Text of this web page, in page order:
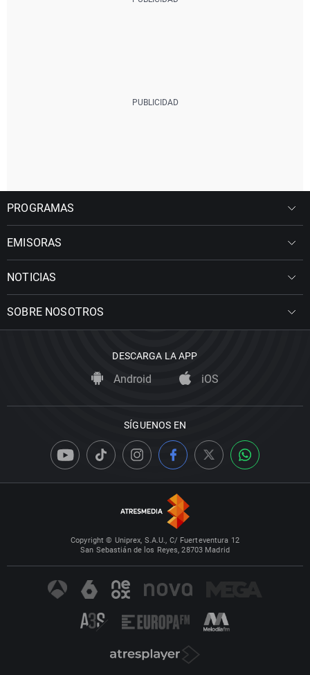
PROGRAMAS
EMISORAS
NOTICIAS
SOBRE NOSOTROS
DESCARGA LA APP
Android iOS
SÍGUENOS EN
Copyright © Uniprex, S.A.U., C/ Fuerteventura 12
San Sebastián de los Reyes, 28703 Madrid